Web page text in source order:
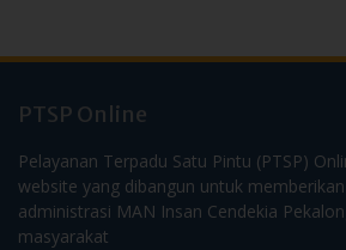
PTSP Online
Pelayanan Terpadu Satu Pintu (PTSP)
website yang dibangun untuk
administrasi MAN Insan Cendekia
masyarakat